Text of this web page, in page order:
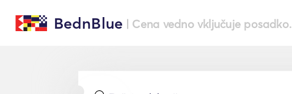
BednBlue | Cena vedno vključuje posadko.